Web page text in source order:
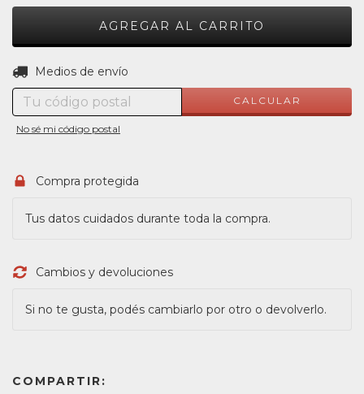
Entregas para el CP:
Medios de envío
CALCULAR
No sé mi código postal
Compra protegida
Tus datos cuidados durante toda la compra.
Cambios y devoluciones
Si no te gusta, podés cambiarlo por otro o devolverlo.
COMPARTIR: